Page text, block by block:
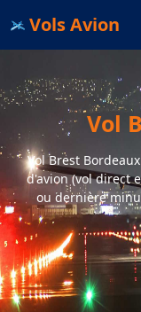
Vols Avion
Vol
Vol Brest
d'avion (vol direct
ou dernière